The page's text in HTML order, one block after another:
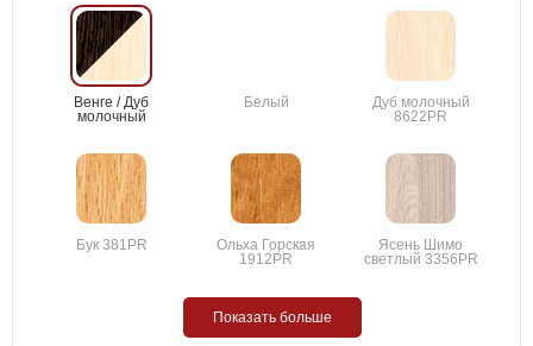
Венге / Дуб
молочный
Белый
Дуб молочный
8622PR
Бук 381PR
Ольха Горская
1912PR
Ясень Шимо
светлый 3356PR
Показать больше